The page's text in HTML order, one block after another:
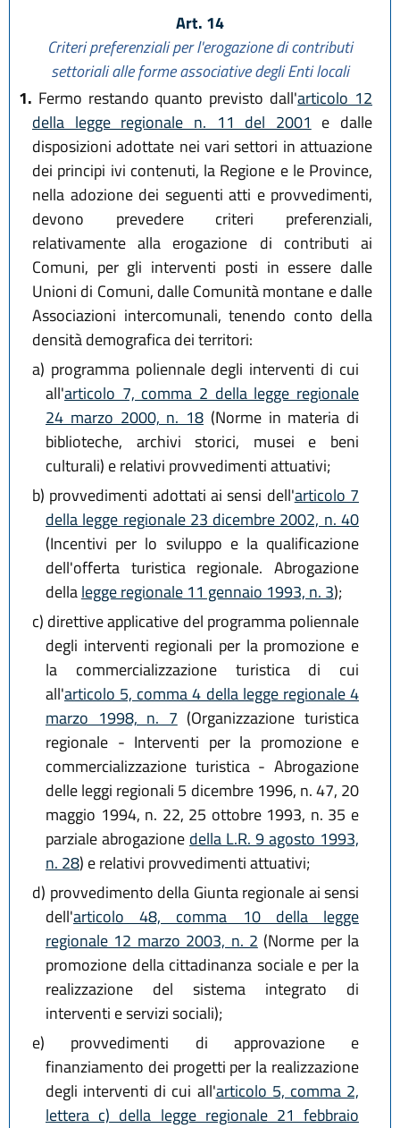
Art. 14
Criteri preferenziali per l'erogazione di contributi
settorialialle forme associative degli Enti locali
1. Fermo restando quanto previsto dall'articolo 12
della legge regionale n. 11 del 2001 e dalle
disposizioni adottate nei vari settori in attuazione
dei principi ivi contenuti, la Regione e le Province,
nella adozione dei seguenti atti e provvedimenti,
devono prevedere criteri preferenziali,
relativamente alla erogazione di contributi ai
Comuni, per gli interventi posti in essere dalle
Unioni di Comuni, dalle Comunità montane e dalle
Associazioni intercomunali, tenendo conto della
densità demografica dei territori:
a) programma poliennale degli interventi di cui
all'articolo 7, comma 2 della legge regionale
24 marzo 2000, n. 18 (Norme in materia di
biblioteche, archivi storici, musei e beni
culturali) e relativi provvedimenti attuativi;
b) provvedimenti adottati ai sensi dell'articolo 7
della legge regionale 23 dicembre 2002, n. 40
(Incentivi per lo sviluppo e la qualificazione
dell'offerta turistica regionale. Abrogazione
dellalegge regionale 11 gennaio 1993, n. 3);
c) direttive applicative del programma poliennale
degli interventi regionali per la promozione e
la commercializzazione turistica di cui
all'articolo 5, comma 4 della legge regionale 4
marzo 1998, n. 7 (Organizzazione turistica
regionale - Interventi per la promozione e
commercializzazione turistica - Abrogazione
delle leggi regionali 5 dicembre 1996, n. 47, 20
maggio 1994, n. 22, 25 ottobre 1993, n. 35 e
parziale abrogazione della L.R. 9 agosto 1993,
n. 28) e relativi provvedimenti attuativi;
d) provvedimento della Giunta regionale ai sensi
dell'articolo 48, comma 10 della legge
regionale 12 marzo 2003, n. 2 (Norme per la
promozione della cittadinanza sociale e per la
realizzazione del sistema integrato di
interventi e servizi sociali);
e) provvedimenti di approvazione e
finanziamento dei progetti per la realizzazione
degli interventi di cui all'articolo 5, comma 2,
lettera c) della legge regionale 21 febbraio